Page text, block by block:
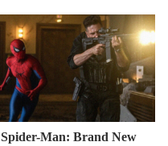
Spider-Man: Brand New